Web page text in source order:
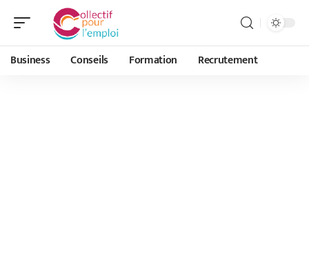
Business Conseils Formation Recrutement